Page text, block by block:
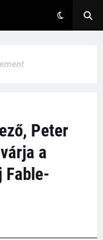
Peter
a
Fable-